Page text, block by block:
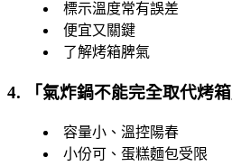
標示溫度常有誤差
便宜又關鍵
了解烤箱脾氣
4. 「氣炸鍋不能完全取代烤箱
容量小、溫控陽春
小份可、蛋糕麵包受限